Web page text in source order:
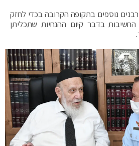
נוספים בתקופה הקרובה בכדי לחזק
בדבר קיום ההנחיות שתכליתן